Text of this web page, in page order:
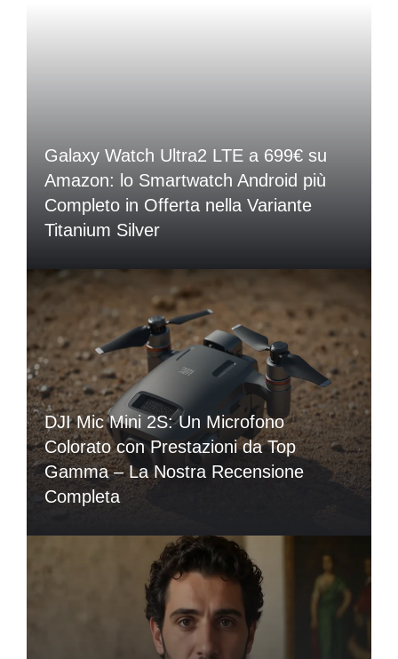
Galaxy Watch Ultra2 LTE a 699€ su
Amazon: lo Smartwatch Android più
Completo in Offerta nella Variante
Titanium Silver
DJI Mic Mini 2S: Un Microfono
Colorato con Prestazioni da Top
Gamma – La Nostra Recensione
Completa